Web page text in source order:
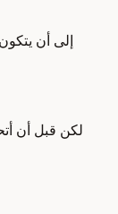
إلى أن
لكن قبل أن